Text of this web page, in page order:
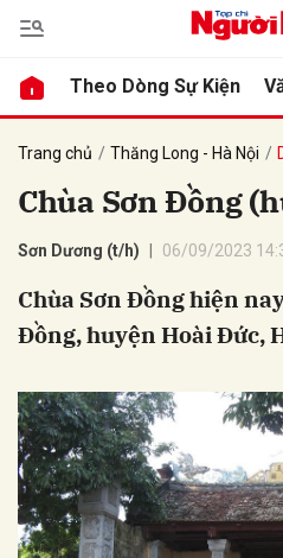
Theo Dòng Sự Kiện
Trang chủ Thăng Long - Hà Nội
Chùa Sơn Đồng
Sơn Dương (t/h) 06/09/2023
Chùa Sơn Đồng hiện
Đồng, huyện Hoài Đức,
luận